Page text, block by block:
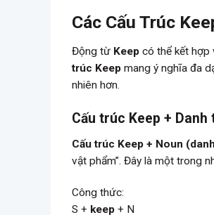
Các Cấu Trúc
Động từ Keep có thể kết hợp
trúc Keep mang ý nghĩa đa
nhiên hơn.
Cấu trúc Keep + Danh
Cấu trúc Keep + Noun
vật phẩm”. Đây là một trong
Công thức:
S + keep + N